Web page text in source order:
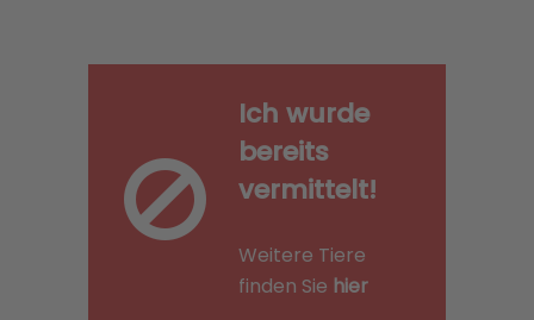
Ich wurde
bereits
vermittelt!
Weitere Tiere
finden Sie hier